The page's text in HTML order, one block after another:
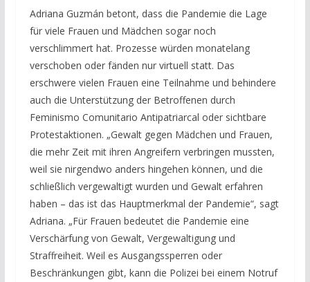
Adriana Guzmán betont, dass die Pandemie die Lage
für viele Frauen und Mädchen sogar noch
verschlimmert hat. Prozesse würden monatelang
verschoben oder fänden nur virtuell statt. Das
erschwere vielen Frauen eine Teilnahme und behindere
auch die Unterstützung der Betroffenen durch
Feminismo Comunitario Antipatriarcal oder sichtbare
Protestaktionen. „Gewalt gegen Mädchen und Frauen,
die mehr Zeit mit ihren Angreifern verbringen mussten,
weil sie nirgendwo anders hingehen können, und die
schließlich vergewaltigt wurden und Gewalt erfahren
haben – das ist das Hauptmerkmal der Pandemie“, sagt
Adriana. „Für Frauen bedeutet die Pandemie eine
Verschärfung von Gewalt, Vergewaltigung und
Straffreiheit. Weil es Ausgangssperren oder
Beschränkungen gibt, kann die Polizei bei einem Notruf